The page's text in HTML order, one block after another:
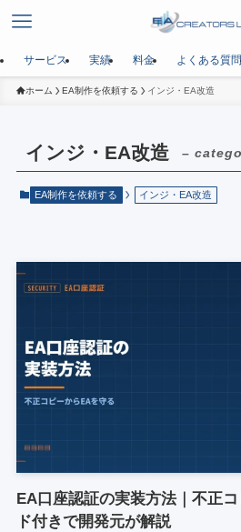
サービス 実績 料金 よくある質問
ホーム EA制作を依頼する インジ・EA改造
インジ・EA改造 –
EA制作を依頼する インジ・EA改造
EA口座認証の実装方法｜不正
ド付きで開発元が解説